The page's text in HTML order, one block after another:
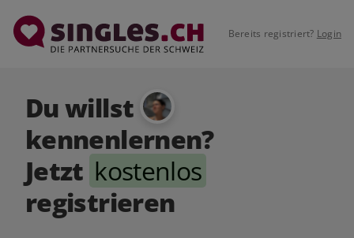
Bereits registriert? Login
Du willst
kennenlernen?
Jetzt kostenlos
registrieren